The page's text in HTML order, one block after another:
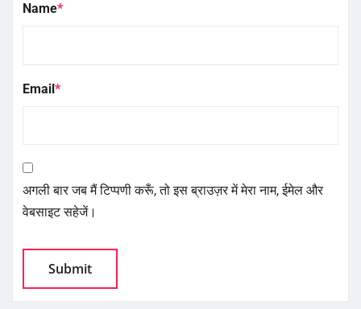
Name*
Email*
अगली बार जब मैं टिप्पणी करूँ, तो इस ब्राउज़र में मेरा नाम, ईमेल और
वेबसाइट सहेजें।